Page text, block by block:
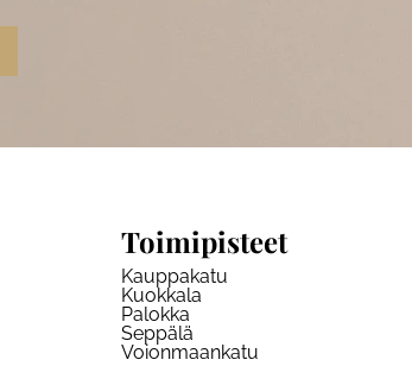
Toimipisteet
Kauppakatu
Kuokkala
Palokka
Seppälä
Voionmaankatu